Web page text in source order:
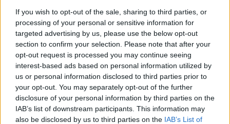
If you wish to opt-out of the sale, sharing to third parties, or
processing of your personal or sensitive information for
targeted advertising by us, please use the below opt-out
section to confirm your selection. Please note that after your
opt-out request is processed you may continue seeing
interest-based ads based on personal information utilized by
us or personal information disclosed to third parties prior to
your opt-out. You may separately opt-out of the further
disclosure of your personal information by third parties on the
IAB’s list of downstream participants. This information may
also be disclosed by us to third parties on the IAB’s List of
location ideale, per esempio, per uno dei due appuntamenti a cura
della associazioneRecitar cantando, presieduta dall’attore pisano
Paolo Conticini, dal titolo Viva il cinema , serata con musica da
film e immagini con la partecipazione dello stesso Conticini e Doady
Giugliano. Un’altra, dal titolo evocativo di Viaggiatoricon musica,
danza e letteratura sulle rive del mare (Italia, Grecia, Spagna e
Argentina), potrebbe, invece, essere programmata a Marina di
Pisa.